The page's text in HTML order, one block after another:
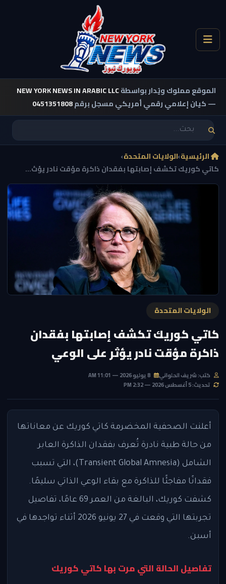
الموقع مملوك ويُدار بواسطةNEW YORK NEWS IN ARABIC LLC
— كيان إعلامي رقمي أمريكي مسجل برقم0451351808
الرئيسية›الولايات المتحدة›
كاتي كوريك تكشف إصابتها بفقدان ذاكرة مؤقت نادر يؤث...
الولايات المتحدة
كاتي كوريك تكشف إصابتها بفقدان
ذاكرة مؤقت نادر يؤثر على الوعي
كتب: شريف الحلواني
تحديث: 5 أغسطس 2026 — 2:32 PM
أعلنت الصحفية المخضرمة كاتي كوريك عن معاناتها
من حالة طبية نادرة تُعرف بفقدان الذاكرة العابر
الشامل (Transient Global Amnesia)، التي تسبب
فقدانًا مفاجئًا للذاكرة مع بقاء الوعي الذاتي سليمًا.
كشفت كوريك، البالغة من العمر 69 عامًا، تفاصيل
تجربتها التي وقعت في 27 يونيو 2026 أثناء تواجدها في
أسبن.
تفاصيل الحالة التي مرت بها كاتي كوريك